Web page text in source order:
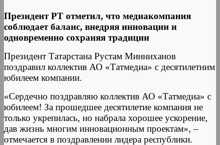
Президент РТ отметил, что медиакомпания
соблюдает баланс, внедряя инновации и
одновременно сохраняя традиции
Президент Татарстана Рустам Минниханов
поздравил коллектив АО «Татмедиа» с десятилетним
юбилеем компании.
«Сердечно поздравляю коллектив АО «Татмедиа» с
юбилеем! За прошедшее десятилетие компания не
только укрепилась, но набрала хорошее ускорение,
дав жизнь многим инновационным проектам», –
отмечается в поздравлении лидера республики.